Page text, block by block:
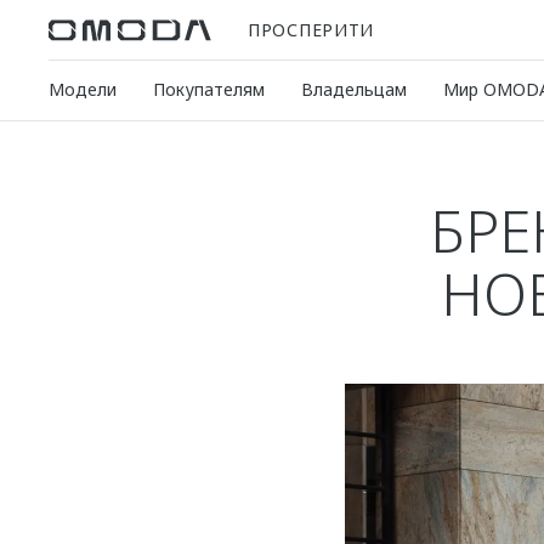
ПРОСПЕРИТИ
Модели Покупателям Владельцам Мир